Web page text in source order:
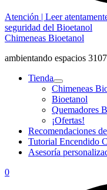
Atención | Leer
seguridad del Bioetanol
Chimeneas Bioetanol
ambientando espacios
Tienda
Chimeneas
Bioetanol
Quemadores
¡Ofertas!
Recomendaciones
Tutorial Encendido
Asesoría
0